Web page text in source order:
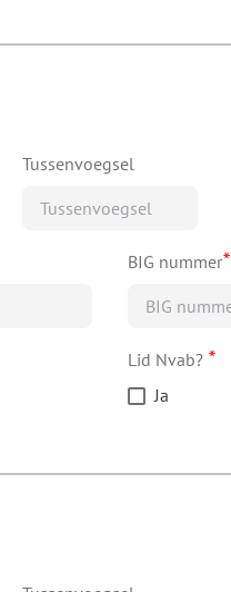
Tussenvoegsel
BIG nummer*
Lid Nvab? *
Ja